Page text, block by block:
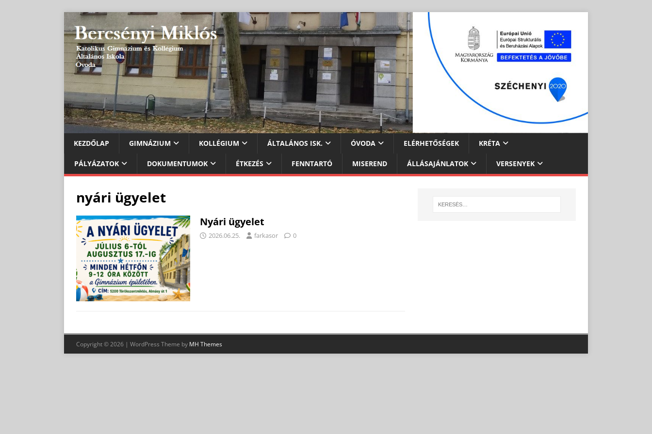
KEZDŐLAP GIMNÁZIUM KOLLÉGIUM ÁLTALÁNOS ISK. ÓVODA ELÉRHETŐSÉGEK KRÉTA
PÁLYÁZATOK DOKUMENTUMOK ÉTKEZÉS FENNTARTÓ MISEREND ÁLLÁSAJÁNLATOK VERSENYEK
nyári ügyelet
Nyári ügyelet
2026.06.25. farkasor 0
Copyright © 2026 | WordPress Theme by MH Themes